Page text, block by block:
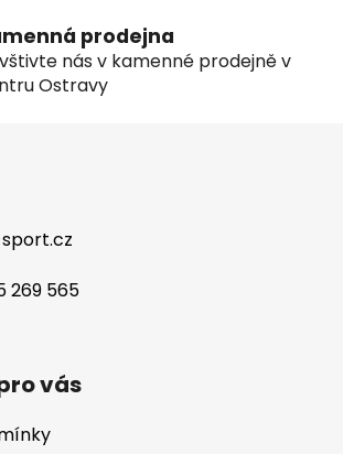
prodejna
nás v kamenné prodejně v
Ostravy
269 565
vás